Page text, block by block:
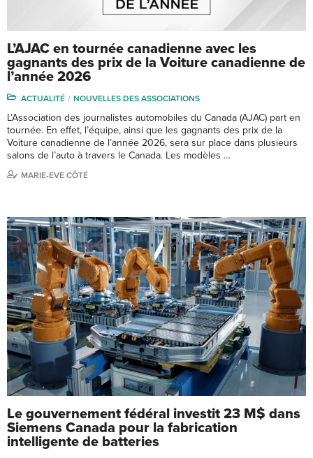
L’AJAC en tournée canadienne avec les
gagnants des prix de la Voiture canadienne de
l’année 2026
ACTUALITÉ NOUVELLES DES ASSOCIATIONS
L’Association des journalistes automobiles du Canada (AJAC) part en
tournée. En effet, l’équipe, ainsi que les gagnants des prix de la
Voiture canadienne de l’année 2026, sera sur place dans plusieurs
salons de l’auto à travers le Canada. Les modèles …
MARIE-EVE CÔTÉ
Le gouvernement fédéral investit 23 M$ dans
Siemens Canada pour la fabrication
intelligente de batteries